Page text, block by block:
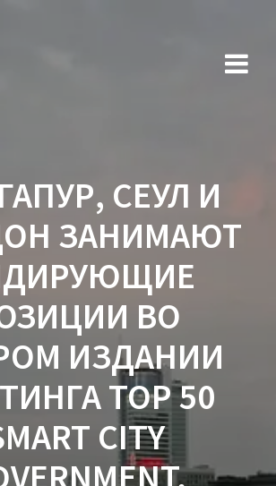
СЕУЛ И
ЗАНИМАЮТ
ВО
ИЗДАНИИ
TOP 50
CITY